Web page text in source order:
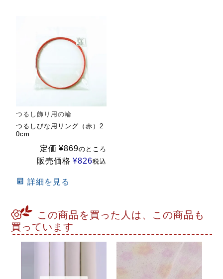
つるし飾り用の輪
つるしびな用リング（赤）2
0cm
定価 ¥869のところ
販売価格 ¥826税込
詳細を見る
この商品を買った人は、この商品も
買っています